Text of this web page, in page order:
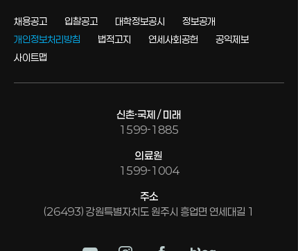
채용공고 입찰공고 대학정보공시
정보공개
개인정보처리방침
법적고지 연세사회공헌
공익제보
사이트맵
신촌·국제 / 미래
1599-1885
의료원
1599-1004
주소
(26493) 강원특별자치도 원주시 흥업면 연세대길 1